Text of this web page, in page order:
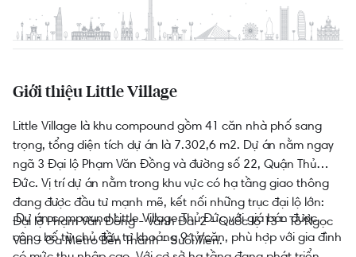
Giới thiệu Little Village
Little Village là khu compound gồm 41 căn nhà phố sang
trọng, tổng diện tích dự án là 7.302,6 m2. Dự án nằm ngay
ngã 3 Đại lộ Phạm Văn Đồng và đường số 22, Quận Thủ
Đức. Vị trí dự án nằm trong khu vực có hạ tầng giao thông
đang được đầu tư mạnh mẽ, kết nối những trục đại lộ lớn:
Đại lộ Phạm Văn Đồng - Vành Đai 2 - Quốc lộ 13 - Tô Ngọc
Vân - Ga Metro Bến Thành - Suối Tiên.
Dự án compound Little Village Thủ Đức với giá bán được
công bố từ chủ đầu tư khoảng 9 tỷ/căn, phù hợp với gia đình